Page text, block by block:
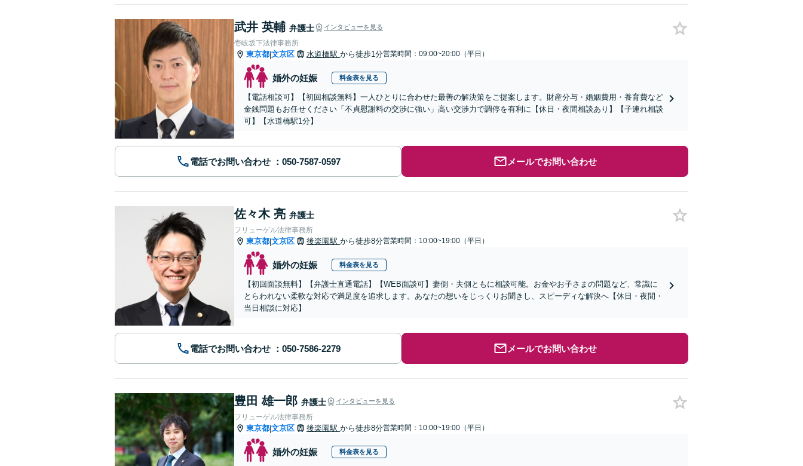
武井 英輔 弁護士 インタビューを見る
壱岐坂下法律事務所
東京都|文京区 水道橋駅 から徒歩1分営業時間：09:00~20:00（平日）
婚外の妊娠 料金表を見る
【電話相談可】【初回相談無料】一人ひとりに合わせた最善の解決策をご提案します。財産分与・婚姻費用・養育費など
金銭問題もお任せください「不貞慰謝料の交渉に強い」高い交渉力で調停を有利に【休日・夜間相談あり】【子連れ相談
可】【水道橋駅1分】
電話でお問い合わせ メールでお問い合わせ
佐々木 亮 弁護士
フリューゲル法律事務所
東京都|文京区 後楽園駅 から徒歩8分営業時間：10:00~19:00（平日）
婚外の妊娠 料金表を見る
【初回面談無料】【弁護士直通電話】【WEB面談可】妻側・夫側ともに相談可能。お金やお子さまの問題など、常識に
とらわれない柔軟な対応で満足度を追求します。あなたの想いをじっくりお聞きし、スピーディな解決へ【休日・夜間・
当日相談に対応】
電話でお問い合わせ メールでお問い合わせ
豊田 雄一郎 弁護士 インタビューを見る
フリューゲル法律事務所
東京都|文京区 後楽園駅 から徒歩8分営業時間：10:00~19:00（平日）
婚外の妊娠 料金表を見る